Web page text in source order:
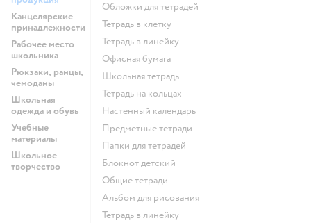
Канцелярские
принадлежности
Рабочее место
школьника
Рюкзаки, ранцы,
чемоданы
Школьная
одежда и обувь
Учебные
материалы
Школьное
творчество
Обложки для тетрадей
Тетрадь в клетку
Тетрадь в линейку
Офисная бумага
Школьная тетрадь
Тетрадь на кольцах
Настенный календарь
Предметные тетради
Папки для тетрадей
Блокнот детский
Общие тетради
Альбом для рисования
Тетрадь в линейку